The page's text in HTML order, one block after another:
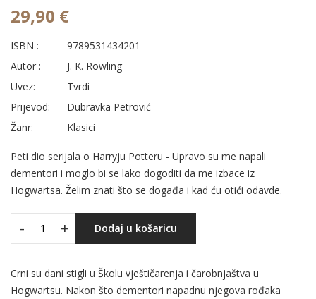
29,90 €
ISBN :
9789531434201
Autor :
J. K. Rowling
Uvez:
Tvrdi
Prijevod:
Dubravka Petrović
Žanr:
Klasici
Peti dio serijala o Harryju Potteru - Upravo su me napali
dementori i moglo bi se lako dogoditi da me izbace iz
Hogwartsa. Želim znati što se događa i kad ću otići odavde.
- + Dodaj u košaricu
Crni su dani stigli u Školu vještičarenja i čarobnjaštva u
Hogwartsu. Nakon što dementori napadnu njegova rođaka